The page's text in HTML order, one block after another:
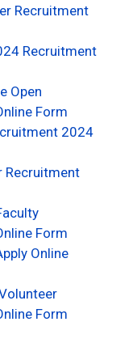
Recruitment
Recruitment
Open
Form
2024
Recruitment
Form
Online
Form